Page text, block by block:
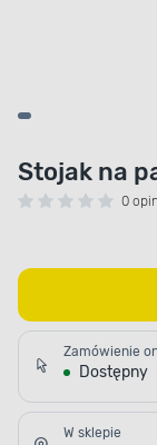
Stojak na
0
Zamówienie
Dostępny
W sklepie